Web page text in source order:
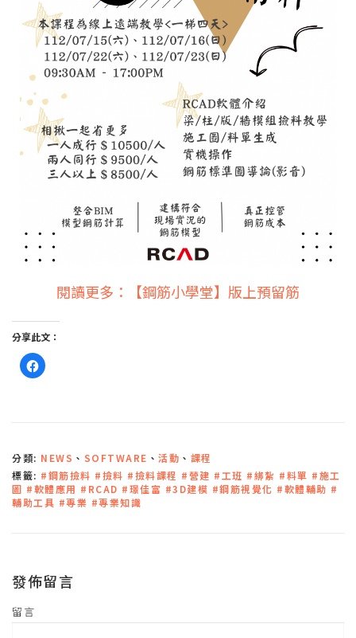
閱讀更多：【鋼筋小學堂】版上預留筋
分享此文：
按
一
e
o
o
k
(
啟
)
分類: NEWS 、 SOFTWARE 、 活動 、 課程
標籤: #鋼筋撿料 #撿料 #撿料課程 #營建 #工班 #綁紮 #料單 #施工
圖 #軟體應用 #RCAD #璟佳富 #3D建模 #鋼筋視覺化 #軟體輔助 #
輔助工具 #專業 #專業知識
發佈留言
留言